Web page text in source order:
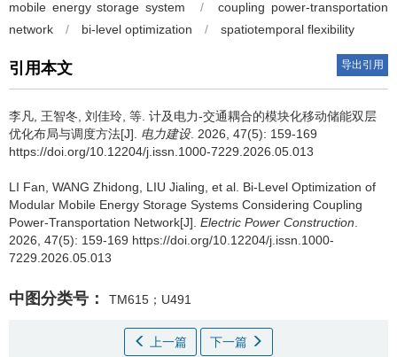
mobile energy storage system /
coupling power-transportation
network
/ bi-level optimization / spatiotemporal flexibility
引用本文 导出引用
李凡 王智冬 刘佳玲 等 计及电力-交通耦合的模块化移动储能双层
优化布局与调度方法[J]. 电力建设. 2026, 47(5): 159-169
https://doi.org/10.12204/j.issn.1000-7229.2026.05.013
LI Fan WANG Zhidong LIU Jialing et al Bi-Level Optimization of
Modular Mobile Energy Storage Systems Considering Coupling
Power-Transportation Network[J]. Electric Power Construction
2026, 47(5): 159-169 https://doi.org/10.12204/j.issn.1000-
7229.2026.05.013
中图分类号： TM615；U491
上一篇 下一篇